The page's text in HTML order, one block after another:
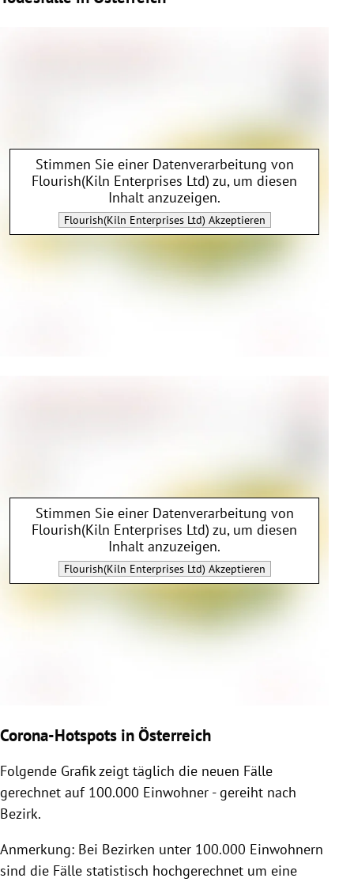
Stimmen Sie einer Datenverarbeitung von
Flourish(Kiln Enterprises Ltd) zu, um diesen
Inhalt anzuzeigen.
Flourish(Kiln Enterprises Ltd) Akzeptieren
Stimmen Sie einer Datenverarbeitung von
Flourish(Kiln Enterprises Ltd) zu, um diesen
Inhalt anzuzeigen.
Flourish(Kiln Enterprises Ltd) Akzeptieren
Corona-Hotspots in Österreich
Folgende Grafik zeigt täglich die neuen Fälle
gerechnet auf 100.000 Einwohner - gereiht nach
Bezirk.
Anmerkung: Bei Bezirken unter 100.000 Einwohnern
sind die Fälle statistisch hochgerechnet um eine